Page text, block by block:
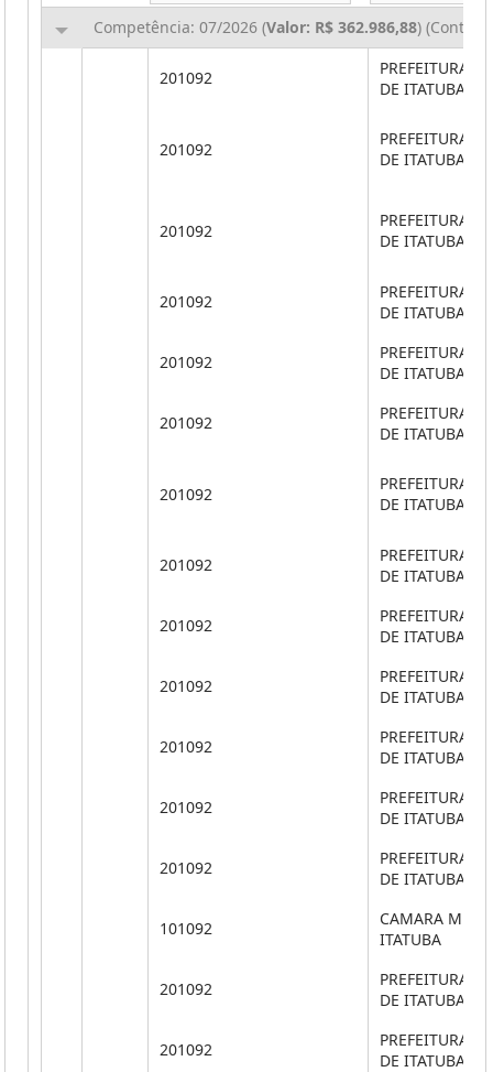
Competência: 07/2026 (Valor: R$ 362.986,88)
201092
PREFEITURA
DE ITATUBA
201092
PREFEITURA
DE ITATUBA
201092
PREFEITURA
DE ITATUBA
201092
PREFEITURA
DE ITATUBA
201092
PREFEITURA
DE ITATUBA
201092
PREFEITURA
DE ITATUBA
201092
PREFEITURA
DE ITATUBA
201092
PREFEITURA
DE ITATUBA
201092
PREFEITURA
DE ITATUBA
201092
PREFEITURA
DE ITATUBA
201092
PREFEITURA
DE ITATUBA
201092
PREFEITURA
DE ITATUBA
201092
PREFEITURA
DE ITATUBA
101092
CAMARA
ITATUBA
201092
PREFEITURA
DE ITATUBA
201092
PREFEITURA
DE ITATUBA